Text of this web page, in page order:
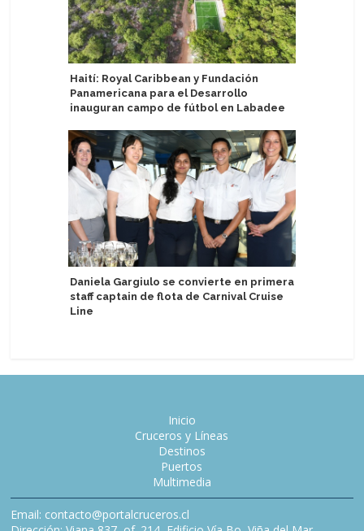
Haití: Royal Caribbean y Fundación
Panamericana para el Desarrollo
inauguran campo de fútbol en Labadee
Daniela Gargiulo se convierte en primera
staff captain de flota de Carnival Cruise
Line
Inicio
Cruceros y Líneas
Destinos
Puertos
Multimedia
Email: contacto@portalcruceros.cl